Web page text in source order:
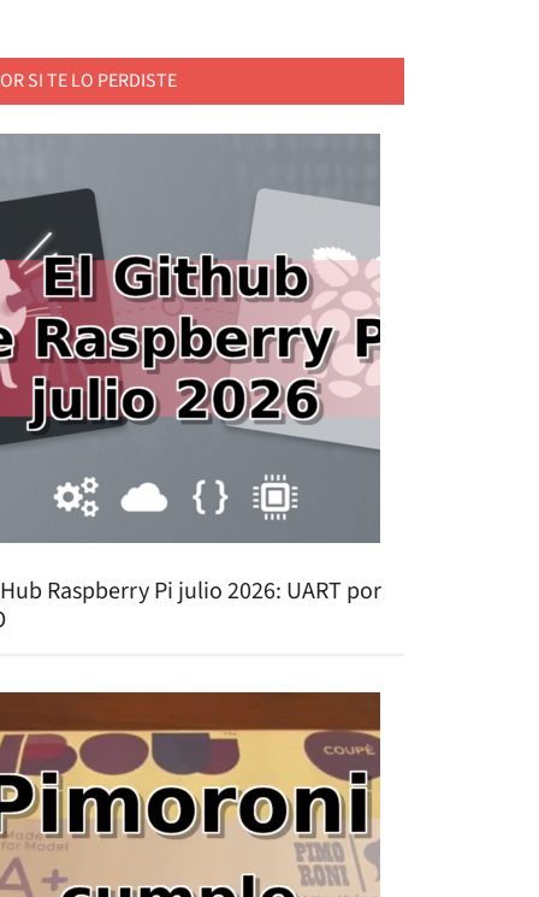
SI TE LO PERDISTE
Raspberry Pi julio 2026: UART por